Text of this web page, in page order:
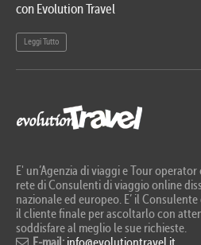
con Evolution Travel
Leggi Tutto
E' un’Agenzia di viaggi e Tour
rete di Consulenti di viaggio online
nazionale ed europeo. E’ il
il cliente finale per ascoltarlo con
soddisfare al meglio le sue richieste.